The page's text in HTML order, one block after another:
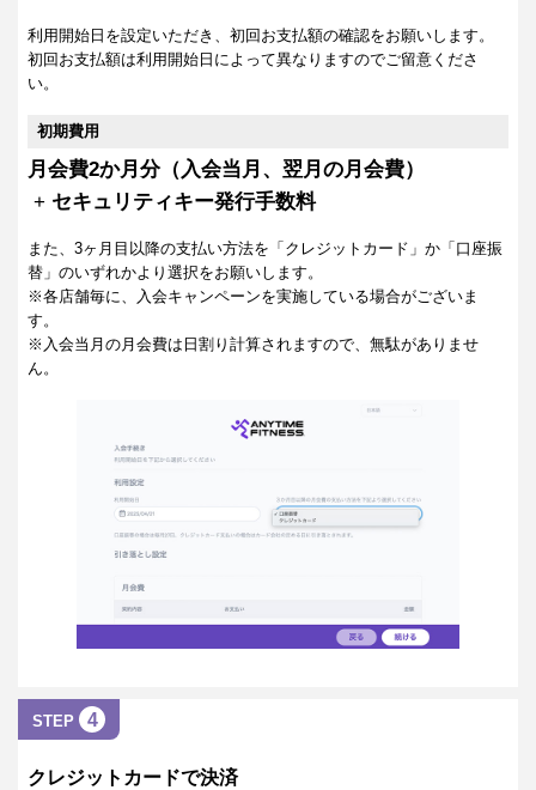
利用開始日を設定いただき、初回お支払額の確認をお願いします。
初回お支払額は利用開始日によって異なりますのでご留意くださ
い。
初期費用
月会費2か月分（入会当月、翌月の月会費）
+ セキュリティキー発行手数料
また、3ヶ月目以降の支払い方法を「クレジットカード」か「口座振
替」のいずれかより選択をお願いします。
※各店舗毎に、入会キャンペーンを実施している場合がございま
す。
※入会当月の月会費は日割り計算されますので、無駄がありませ
ん。
STEP 4
クレジットカードで決済